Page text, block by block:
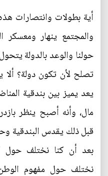
أية بطولات وانتصارات
والمجتمع ينهار
حولنا والوعد بالدولة
تصلح لأن تكون دولة؟
يعد يميز بين بندقية
مال، وأنه أصبح ينظر
قبل ذلك يقدس البندقية
بعد أن كنا نختلف حول
نختلف حول مفهوم